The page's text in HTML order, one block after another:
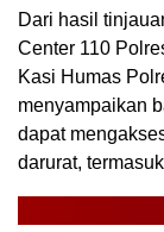
Dari hasil
Center 110
Kasi Humas
menyampaikan
dapat
darurat,